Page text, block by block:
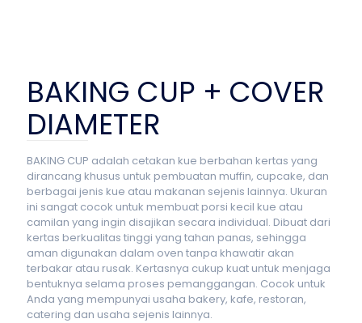
BAKING CUP + COVER
DIAMETER
BAKING CUP adalah cetakan kue berbahan kertas yang
dirancang khusus untuk pembuatan muffin, cupcake, dan
berbagai jenis kue atau makanan sejenis lainnya. Ukuran
ini sangat cocok untuk membuat porsi kecil kue atau
camilan yang ingin disajikan secara individual. Dibuat dari
kertas berkualitas tinggi yang tahan panas, sehingga
aman digunakan dalam oven tanpa khawatir akan
terbakar atau rusak. Kertasnya cukup kuat untuk menjaga
bentuknya selama proses pemanggangan. Cocok untuk
Anda yang mempunyai usaha bakery, kafe, restoran,
catering dan usaha sejenis lainnya.